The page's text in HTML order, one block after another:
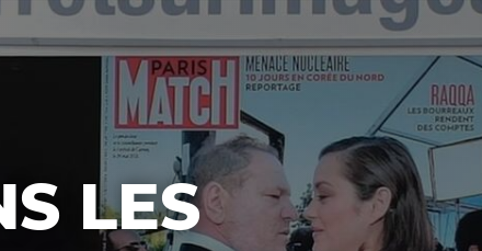
Qui sommes-nous ?
LES